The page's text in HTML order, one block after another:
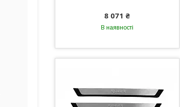
8 071 ₴
В наявності